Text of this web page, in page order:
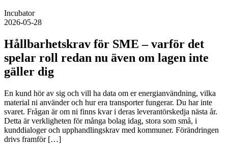
Incubator
2026-05-28
Hållbarhetskrav för SME – varför det
spelar roll redan nu även om lagen inte
gäller dig
En kund hör av sig och vill ha data om er energianvändning, vilka
material ni använder och hur era transporter fungerar. Du har inte
svaret. Frågan är om ni finns kvar i deras leverantörskedja nästa år.
Detta är verkligheten för många bolag idag, stora som små, i
kunddialoger och upphandlingskrav med kommuner. Förändringen
drivs framför […]